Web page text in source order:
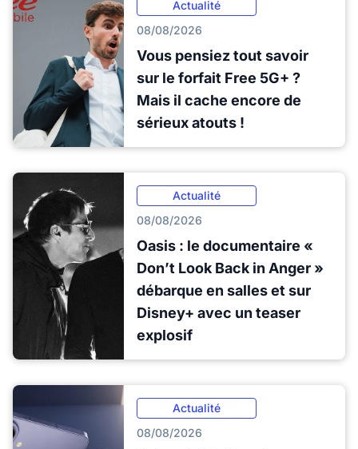
Actualité
08/08/2026
Vous pensiez tout savoir
sur le forfait Free 5G+ ?
Mais il cache encore de
sérieux atouts !
Actualité
08/08/2026
Oasis : le documentaire «
Don’t Look Back in Anger »
débarque en salles et sur
Disney+ avec un teaser
explosif
Actualité
08/08/2026